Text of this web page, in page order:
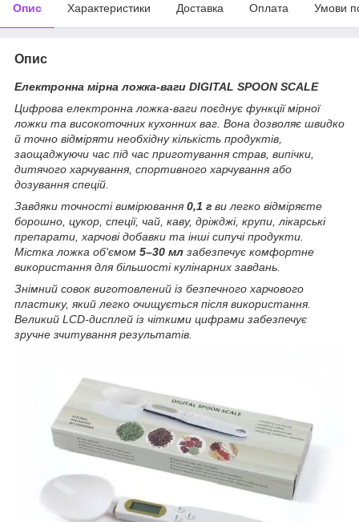
Опис Характеристики Доставка Оплата Умови
Опис
Електронна мірна ложка-ваги DIGITAL SPOON SCALE
Цифрова електронна ложка-ваги поєднує функції мірної
ложки та високоточних кухонних ваг. Вона дозволяє швидко
й точно відміряти необхідну кількість продуктів,
заощаджуючи час під час приготування страв, випічки,
дитячого харчування, спортивного харчування або
дозування спецій.
Завдяки точності вимірювання 0,1 г ви легко відміряєте
борошно, цукор, спеції, чай, каву, дріжджі, крупи, лікарські
препарати, харчові добавки та інші сипучі продукти.
Містка ложка об'ємом 5–30 мл забезпечує комфортне
використання для більшості кулінарних завдань.
Знімний совок виготовлений із безпечного харчового
пластику, який легко очищується після використання.
Великий LCD-дисплей із чіткими цифрами забезпечує
зручне зчитування результатів.